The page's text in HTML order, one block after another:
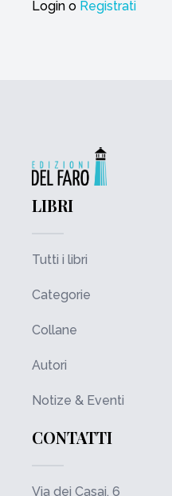
Login o Registrati
LIBRI
Tutti i libri
Categorie
Collane
Autori
Notize & Eventi
CONTATTI
Via dei Casai, 6